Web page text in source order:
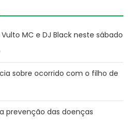
MC e DJ Black neste sábado
sobre ocorrido com o filho de
prevenção das doenças